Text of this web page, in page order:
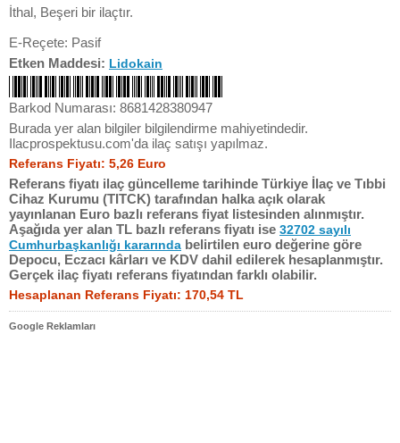
İthal, Beşeri bir ilaçtır.
E-Reçete: Pasif
Etken Maddesi: Lidokain
Barkod Numarası: 8681428380947
Burada yer alan bilgiler bilgilendirme mahiyetindedir.
Ilacprospektusu.com'da ilaç satışı yapılmaz.
Referans Fiyatı: 5,26 Euro
Referans fiyatı ilaç güncelleme tarihinde Türkiye İlaç ve Tıbbi
Cihaz Kurumu (TITCK) tarafından halka açık olarak
yayınlanan Euro bazlı referans fiyat listesinden alınmıştır.
Aşağıda yer alan TL bazlı referans fiyatı ise 32702 sayılı
Cumhurbaşkanlığı kararında belirtilen euro değerine göre
Depocu, Eczacı kârları ve KDV dahil edilerek hesaplanmıştır.
Gerçek ilaç fiyatı referans fiyatından farklı olabilir.
Hesaplanan Referans Fiyatı: 170,54 TL
Google Reklamları